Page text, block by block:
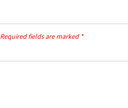
Required fields are marked *